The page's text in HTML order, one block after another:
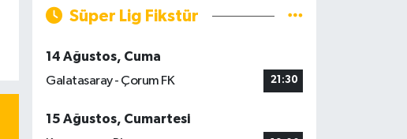
Süper Lig Fikstür
14 Ağustos, Cuma
Galatasaray - Çorum FK
21:30
15 Ağustos, Cumartesi